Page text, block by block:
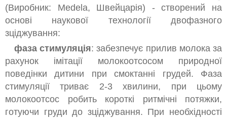
(Виробник: Medela, Швейцарія) - створений на
основі наукової технології двофазного
зціджування:
фаза стимуляція: забезпечує прилив молока за
рахунок імітації молокоотсосом природної
поведінки дитини при смоктанні грудей. Фаза
стимуляції триває 2-3 хвилини, при цьому
молокоотсос робить короткі ритмічні потяжки,
готуючи груди до зціджування. При необхідності